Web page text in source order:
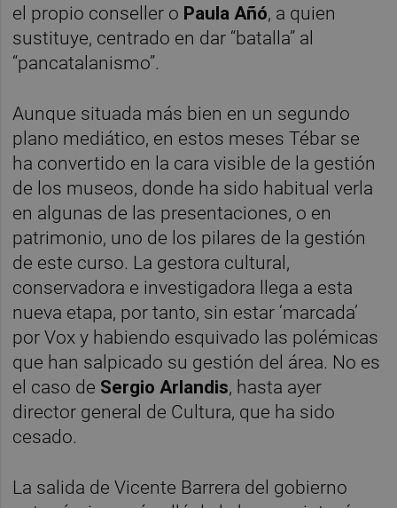
el propio conseller o Paula Añó, a quien
sustituye, centrado en dar “batalla” al
“pancatalanismo”.
Aunque situada más bien en un segundo
plano mediático, en estos meses Tébar se
ha convertido en la cara visible de la gestión
de los museos, donde ha sido habitual verla
en algunas de las presentaciones, o en
patrimonio, uno de los pilares de la gestión
de este curso. La gestora cultural,
conservadora e investigadora llega a esta
nueva etapa, por tanto, sin estar ‘marcada’
por Vox y habiendo esquivado las polémicas
que han salpicado su gestión del área. No es
el caso de Sergio Arlandis, hasta ayer
director general de Cultura, que ha sido
cesado.
La salida de Vicente Barrera del gobierno